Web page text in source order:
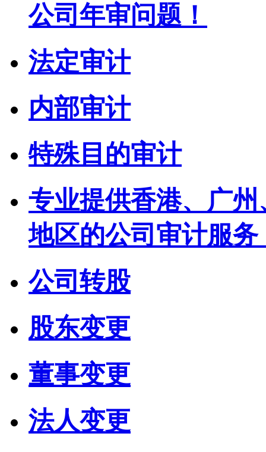
公司年审问题！
法定审计
内部审计
特殊目的审计
专业提供香港、广
地区的公司审计服务
公司转股
股东变更
董事变更
法人变更